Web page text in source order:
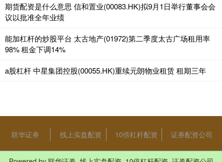
期货配资是什么意思 信和置业(00083.HK)拟9月1日举行董事会会
议以批准全年业绩
能加杠杆的炒股平台 太古地产(01972)第二季度太古广场租用率
98% 租金下调14%
a股杠杆 中星集团控股(00055.HK)重续元朗物业租赁 租期三年
联华证券 线上实盘配资 10倍杠杆配资 证券配资公司